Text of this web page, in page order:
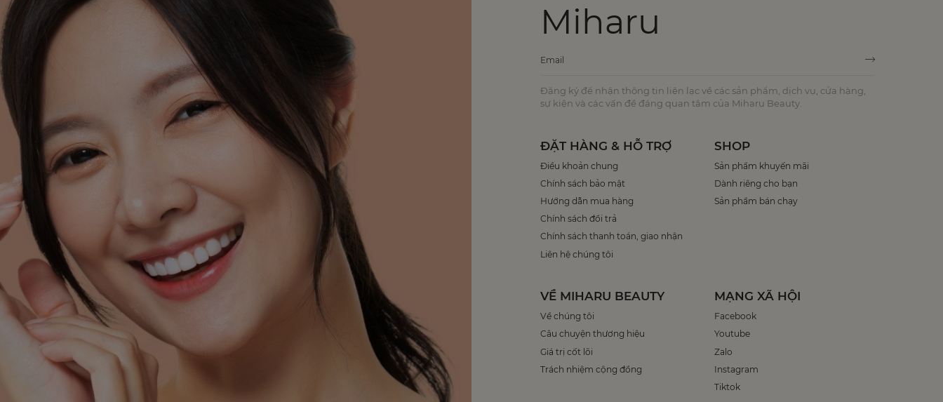
Miharu
Đăng ký để nhận thông tin liên lạc về các sản phẩm, dịch vụ, cửa hàng,
sự kiện và các vấn đề đáng quan tâm của Miharu Beauty.
ĐẶT HÀNG & HỖ TRỢ
Điều khoản chung
Chính sách bảo mật
Hướng dẫn mua hàng
Chính sách đổi trả
Chính sách thanh toán, giao nhận
Liên hệ chúng tôi
SHOP
Sản phẩm khuyến mãi
Dành riêng cho bạn
Sản phẩm bán chạy
VỀ MIHARU BEAUTY
Về chúng tôi
Câu chuyện thương hiệu
Giá trị cốt lõi
Trách nhiệm cộng đồng
MẠNG XÃ HỘI
Facebook
Youtube
Zalo
Instagram
Tiktok